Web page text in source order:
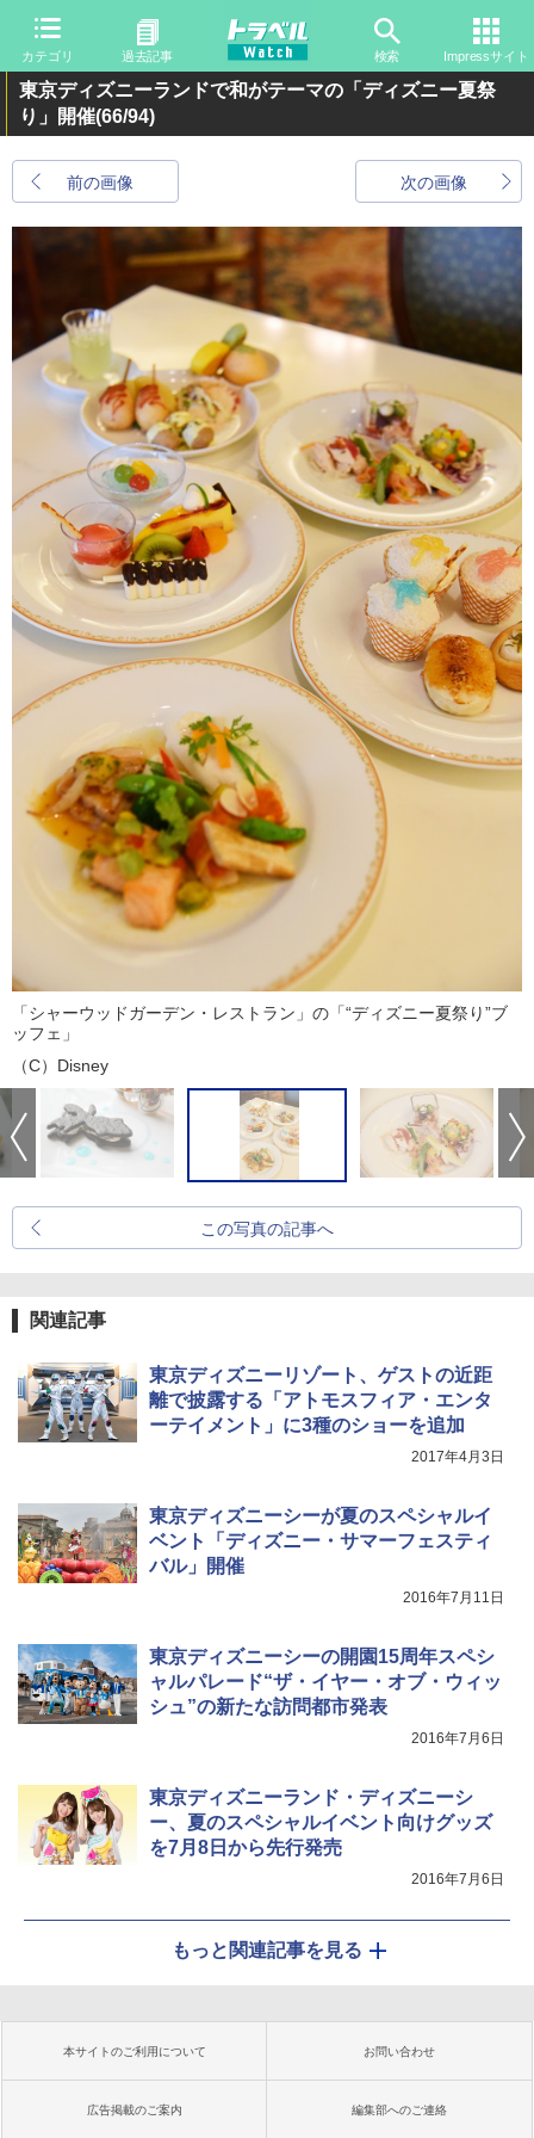
カテゴリ 過去記事 検索 Impressサイト
東京ディズニーランドで和がテーマの「ディズニー夏祭
り」開催(66/94)
前の画像 次の画像
「シャーウッドガーデン・レストラン」の「“ディズニー夏祭り”ブ
ッフェ」
（C）Disney
この写真の記事へ
関連記事
東京ディズニーリゾート、ゲストの近距
離で披露する「アトモスフィア・エンタ
ーテイメント」に3種のショーを追加
2017年4月3日
東京ディズニーシーが夏のスペシャルイ
ベント「ディズニー・サマーフェスティ
バル」開催
2016年7月11日
東京ディズニーシーの開園15周年スペシ
ャルパレード“ザ・イヤー・オブ・ウィッ
シュ”の新たな訪問都市発表
2016年7月6日
東京ディズニーランド・ディズニーシ
ー、夏のスペシャルイベント向けグッズ
を7月8日から先行発売
2016年7月6日
もっと関連記事を見る
本サイトのご利用について お問い合わせ
広告掲載のご案内 編集部へのご連絡